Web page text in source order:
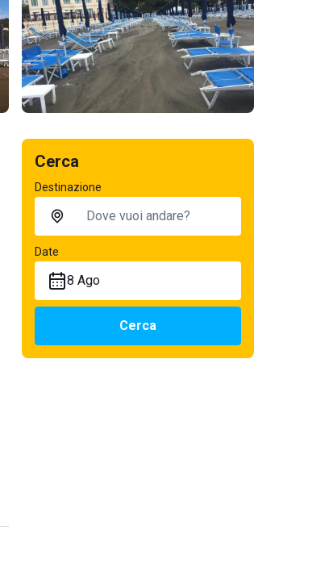
Cerca
Destinazione
Date
8 Ago
Cerca